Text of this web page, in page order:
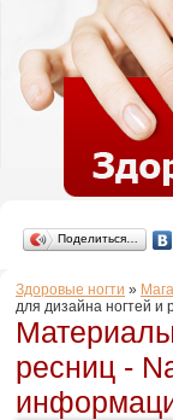
Поделиться…
Здоровые ногти »
для дизайна ногтей и
ресниц -